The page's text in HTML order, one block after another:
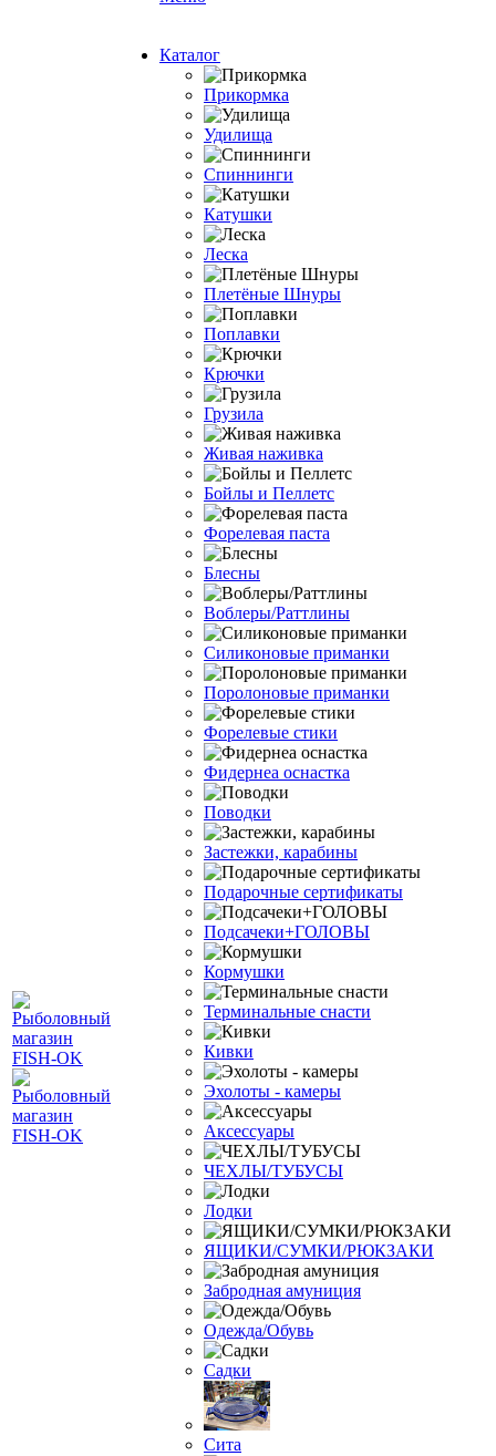
Каталог
Прикормка
Удилища
Спиннинги
Катушки
Леска
Плетёные Шнуры
Поплавки
Крючки
Грузила
Живая наживка
Бойлы и Пеллетс
Форелевая паста
Блесны
Воблеры/Раттлины
Силиконовые приманки
Поролоновые приманки
Форелевые стики
Фидернеа оснастка
Поводки
Застежки, карабины
Подарочные сертификаты
Подсачеки+ГОЛОВЫ
Кормушки
Терминальные снасти
Кивки
Эхолоты - камеры
Аксессуары
ЧЕХЛЫ/ТУБУСЫ
Лодки
ЯЩИКИ/СУМКИ/РЮКЗАКИ
Забродная амуниция
Одежда/Обувь
Садки
Сита